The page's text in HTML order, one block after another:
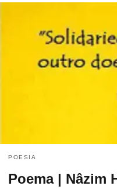
POESIA
Poema | Nâzim